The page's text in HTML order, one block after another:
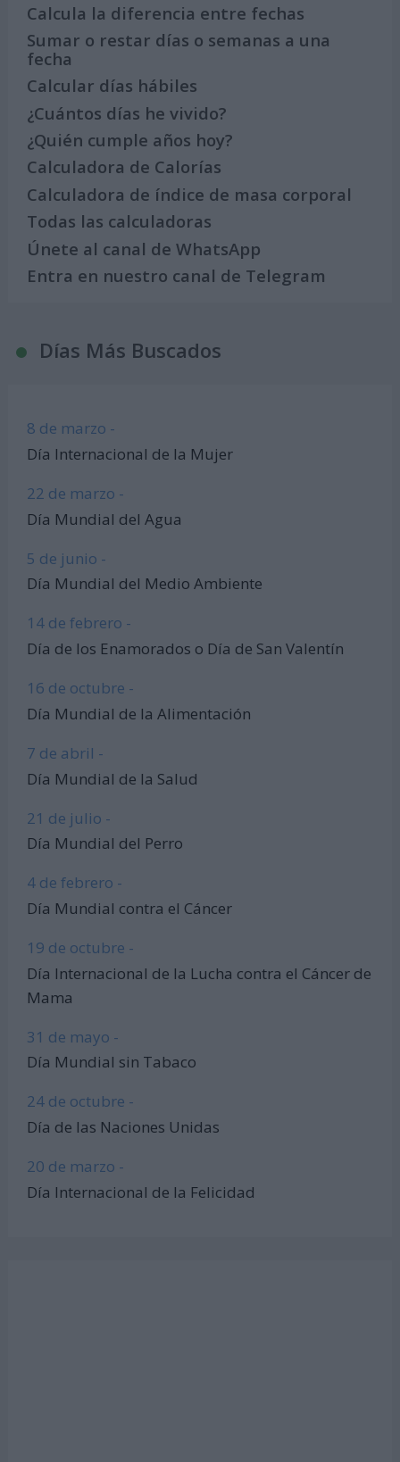
Calcula la diferencia entre fechas
Sumar o restar días o semanas a una
fecha
Calcular días hábiles
¿Cuántos días he vivido?
¿Quién cumple años hoy?
Calculadora de Calorías
Calculadora de índice de masa corporal
Todas las calculadoras
Únete al canal de WhatsApp
Entra en nuestro canal de Telegram
Días Más Buscados
8 de marzo -
Día Internacional de la Mujer
22 de marzo -
Día Mundial del Agua
5 de junio -
Día Mundial del Medio Ambiente
14 de febrero -
Día de los Enamorados o Día de San Valentín
16 de octubre -
Día Mundial de la Alimentación
7 de abril -
Día Mundial de la Salud
21 de julio -
Día Mundial del Perro
4 de febrero -
Día Mundial contra el Cáncer
19 de octubre -
Día Internacional de la Lucha contra el Cáncer de
Mama
31 de mayo -
Día Mundial sin Tabaco
24 de octubre -
Día de las Naciones Unidas
20 de marzo -
Día Internacional de la Felicidad